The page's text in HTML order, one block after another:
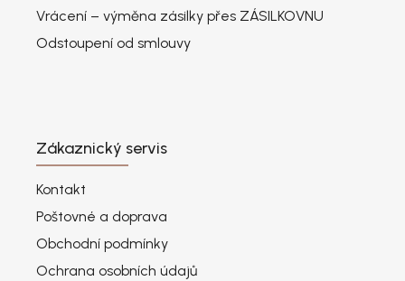
Vrácení – výměna zásilky přes ZÁSILKOVNU
Odstoupení od smlouvy
Zákaznický servis
Kontakt
Poštovné a doprava
Obchodní podmínky
Ochrana osobních údajů